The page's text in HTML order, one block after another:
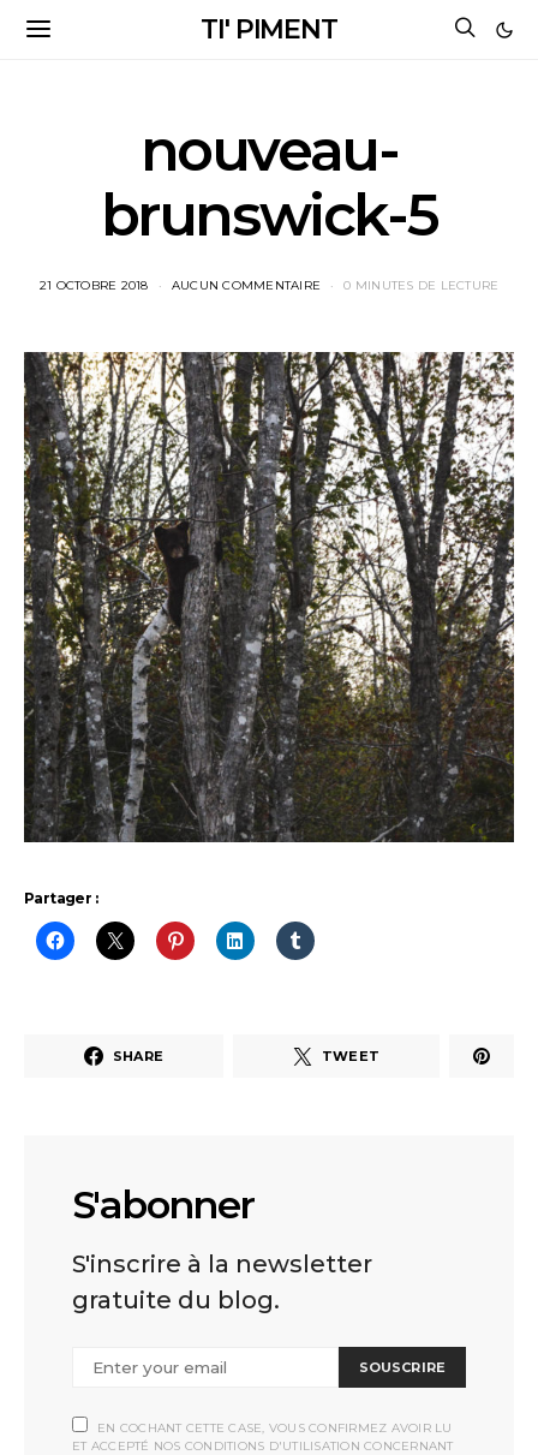
TI' PIMENT
nouveau-
brunswick-5
21 OCTOBRE 2018 AUCUN COMMENTAIRE 0 MINUTES DE LECTURE
Partager :
SHARE TWEET
S'abonner
S'inscrire à la newsletter
gratuite du blog.
SOUSCRIRE
EN COCHANT CETTE CASE, VOUS CONFIRMEZ AVOIR LU
ET ACCEPTÉ NOS CONDITIONS D'UTILISATION CONCERNANT